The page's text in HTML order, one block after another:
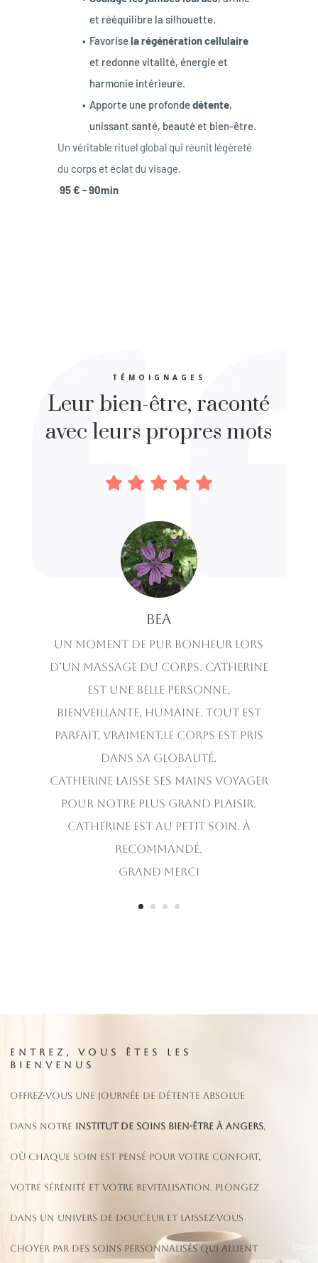
et rééquilibre la silhouette.
Favorise la régénération cellulaire
et redonne vitalité, énergie et
harmonie intérieure.
Apporte une profonde détente,
unissant santé, beauté et bien-être.
Un véritable rituel global qui réunit légèreté
du corps et éclat du visage.
95 € - 90min
TÉMOIGNAGES
Leur bien-être, raconté
avec leurs propres mots
BEA
Un moment de pur bonheur lors
d’un massage du corps. Catherine
est une belle personne,
bienveillante, humaine. Tout est
parfait, vraiment.Le corps est pris
dans sa globalité.
Catherine laisse ses mains voyager
pour notre plus grand plaisir.
Catherine est au petit soin. À
recommandé.
Grand merci
ENTREZ, VOUS ÊTES LES
BIENVENUS
Offrez-vous une journée de détente absolue
dans notre institut de soins bien-être à Angers,
où chaque soin est pensé pour votre confort,
votre sérénité et votre revitalisation. Plongez
dans un univers de douceur et laissez-vous
choyer par des soins personnalisés qui allient